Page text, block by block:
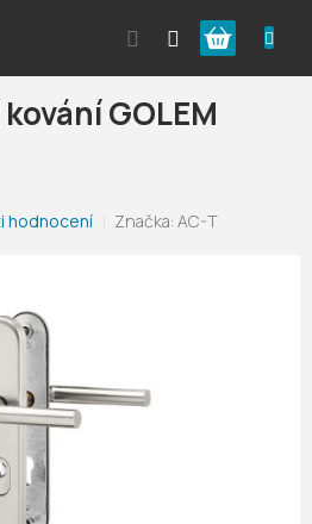
Nákupní
košík
GOLEM
hodnocení Značka:AC-T